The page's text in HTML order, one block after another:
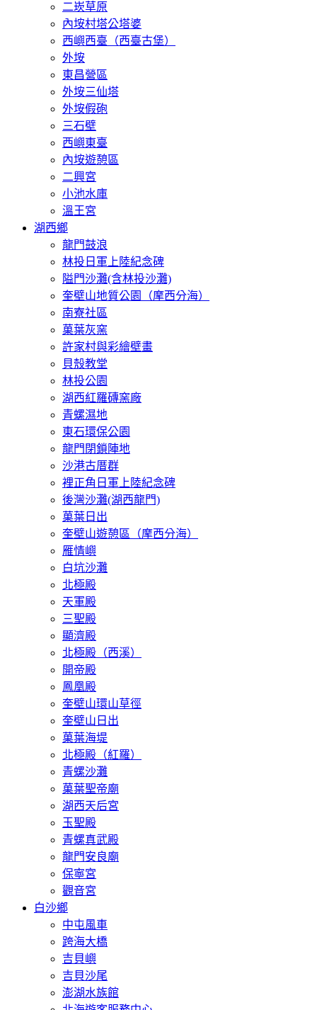
二崁草原
內垵村塔公塔婆
西嶼西臺（西臺古堡）
外垵
東昌營區
外垵三仙塔
外垵假砲
三石壁
西嶼東臺
內垵遊憩區
二興宮
小池水庫
溫王宮
湖西鄉
龍門鼓浪
林投日軍上陸紀念碑
隘門沙灘(含林投沙灘)
奎壁山地質公園（摩西分海）
南寮社區
菓葉灰窯
許家村與彩繪壁畫
貝殼教堂
林投公園
湖西紅羅磚窯廠
青螺濕地
東石環保公園
龍門閉鎖陣地
沙港古厝群
裡正角日軍上陸紀念碑
後灣沙灘(湖西龍門)
菓葉日出
奎壁山遊憩區（摩西分海）
雁情嶼
白坑沙灘
​北極殿
天軍殿
三聖殿
顯濟殿
北極殿（西溪）
開帝殿
鳳凰殿
奎壁山環山草徑
奎壁山日出
菓葉海堤
北極殿（紅羅）
青螺沙灘
菓葉聖帝廟
湖西天后宮
玉聖殿
青螺真武殿
龍門安良廟
保寧宮
觀音宮
白沙鄉
中屯風車
跨海大橋
吉貝嶼
吉貝沙尾
澎湖水族館